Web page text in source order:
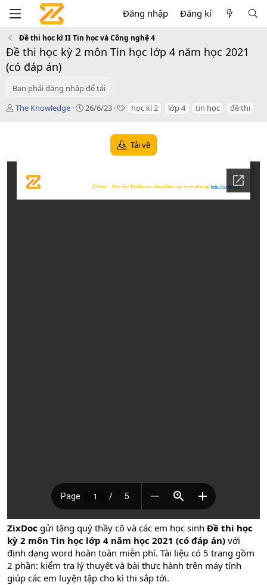
Đăng nhập Đăng kí
Đề thi học kì II Tin học và Công nghệ 4
Đề thi học kỳ 2 môn Tin học lớp 4 năm học 2021
(có đáp án)
Bạn phải đăng nhập để tải
T
ả
The Knowledge
C
26/6/23
T học kì 2 lớp 4 tin học đề thi
Tải về
ZixDoc gửi tặng quý thầy cô và các em học sinh Đề thi học
kỳ 2 môn Tin học lớp 4 năm học 2021 (có đáp án) với
định dạng word hoàn toàn miễn phí. Tài liệu có 5 trang gồm
2 phần: kiểm tra lý thuyết và bài thực hành trên máy tính
giúp các em luyện tập cho kì thi sắp tới.